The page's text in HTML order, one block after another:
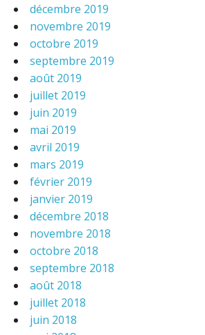
décembre 2019
novembre 2019
octobre 2019
septembre 2019
août 2019
juillet 2019
juin 2019
mai 2019
avril 2019
mars 2019
février 2019
janvier 2019
décembre 2018
novembre 2018
octobre 2018
septembre 2018
août 2018
juillet 2018
juin 2018